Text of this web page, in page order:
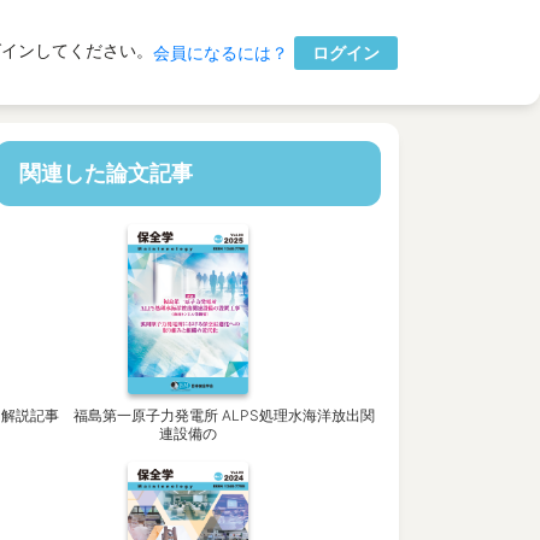
ンしてください。 会員になるには？ ログイン
関連した論文記事
解説記事 福島第一原子力発電所 ALPS処理水海洋放出関
連設備の